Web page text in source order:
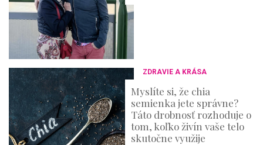
ZDRAVIE A KRÁSA
Myslíte si, že chia
semienka jete správne?
Táto drobnosť rozhoduje o
tom, koľko živín vaše telo
skutočne využije